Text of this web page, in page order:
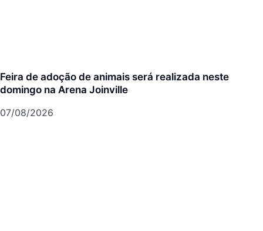
Feira de adoção de animais será realizada neste
domingo na Arena Joinville
07/08/2026